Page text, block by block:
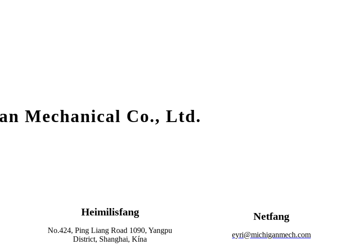
Mechanical Co., Ltd.
Heimilisfang
No.424, Ping Liang Road 1090, Yangpu
District, Shanghai, Kína
Netfang
eyri@michiganmech.com